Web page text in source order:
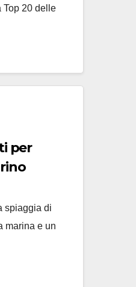
Top 20 delle
spiaggia di
marina e un